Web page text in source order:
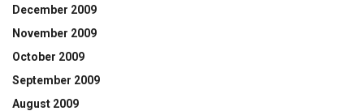
December 2009
November 2009
October 2009
September 2009
August 2009